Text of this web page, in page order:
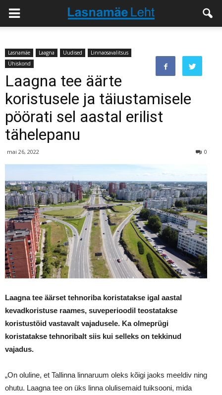
Lasnamäe Laagna Uudised
Linnaosavalitsus
Ühiskond
Laagna tee äärte
koristusele ja täiustamisele
pöörati sel aastal erilist
tähelepanu
mai 26, 2022 0
Laagna tee äärset tehnoriba koristatakse igal aastal
kevadkoristuse raames, suveperioodil teostatakse
koristustöid vastavalt vajadusele. Ka olmeprügi
koristatakse tehnoribalt siis kui selleks on tekkinud
vajadus.
„On oluline, et Tallinna linnaruum oleks kõigi jaoks meeldiv ning
ohutu. Laagna tee on üks linna olulisemaid tuiksooni, mida